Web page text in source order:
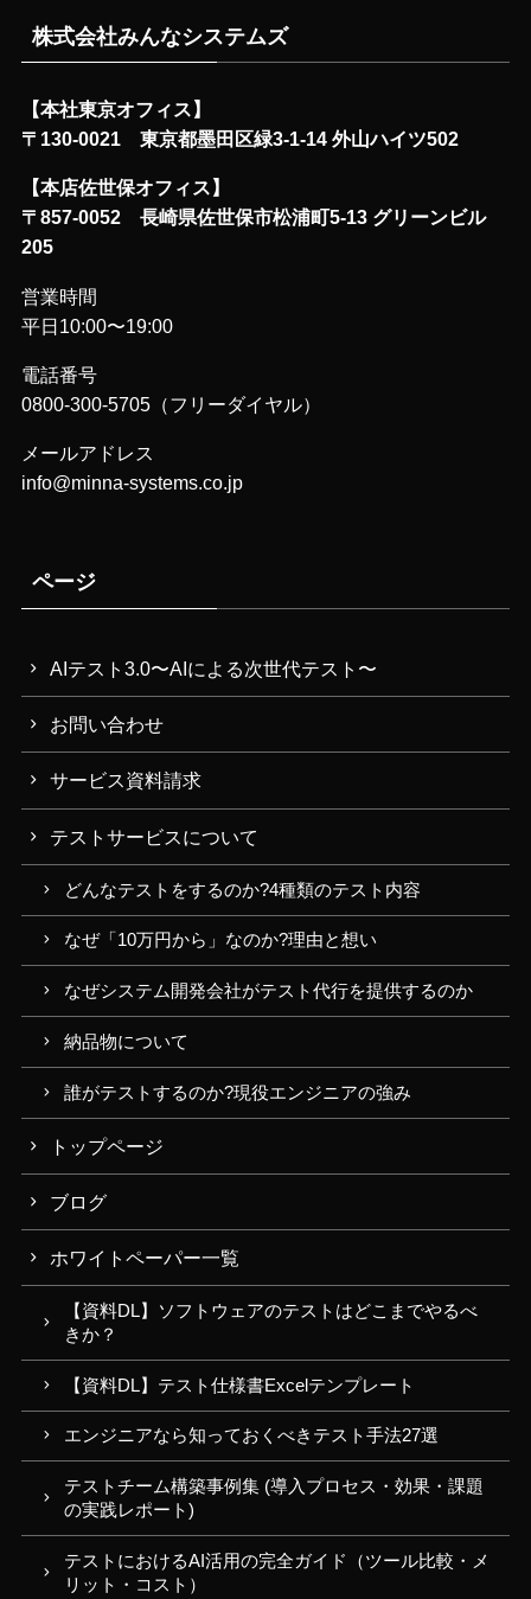
株式会社みんなシステムズ
【本社東京オフィス】
〒130-0021 東京都墨田区緑3-1-14 外山ハイツ502
【本店佐世保オフィス】
〒857-0052 長崎県佐世保市松浦町5-13 グリーンビル
205
営業時間
平日10:00〜19:00
電話番号
0800-300-5705（フリーダイヤル）
メールアドレス
info@minna-systems.co.jp
ページ
AIテスト3.0〜AIによる次世代テスト〜
お問い合わせ
サービス資料請求
テストサービスについて
どんなテストをするのか?4種類のテスト内容
なぜ「10万円から」なのか?理由と想い
なぜシステム開発会社がテスト代行を提供するのか
納品物について
誰がテストするのか?現役エンジニアの強み
トップページ
ブログ
ホワイトペーパー一覧
【資料DL】ソフトウェアのテストはどこまでやるべ
きか？
【資料DL】テスト仕様書Excelテンプレート
エンジニアなら知っておくべきテスト手法27選
テストチーム構築事例集 (導入プロセス・効果・課題
の実践レポート)
テストにおけるAI活用の完全ガイド（ツール比較・メ
リット・コスト）